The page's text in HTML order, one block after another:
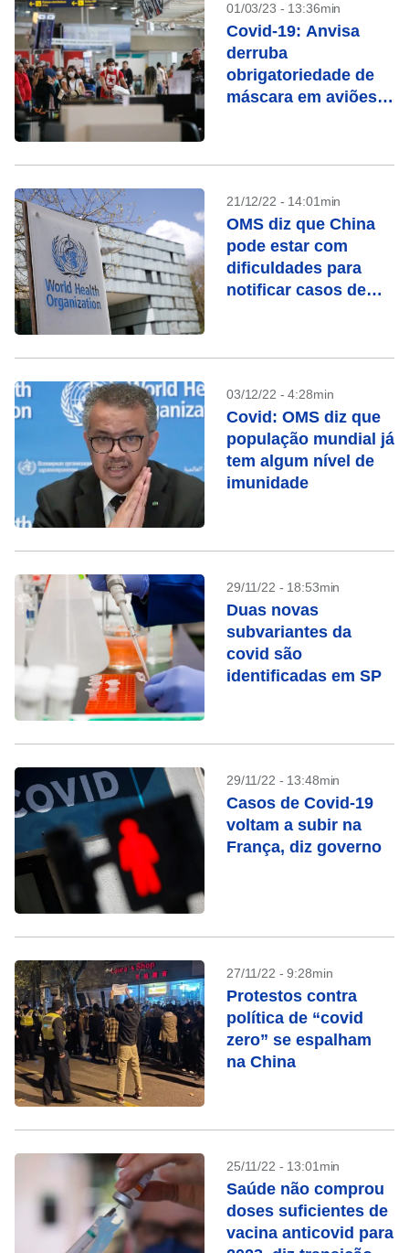
01/03/23 - 13:36min
Covid-19: Anvisa
derruba
obrigatoriedade de
máscara em aviões e
21/12/22 - 14:01min
OMS diz que China
pode estar com
dificuldades para
notificar casos de
03/12/22 - 4:28min
Covid: OMS diz que
população mundial já
tem algum nível de
imunidade
29/11/22 - 18:53min
Duas novas
subvariantes da
covid são
identificadas em SP
29/11/22 - 13:48min
Casos de Covid-19
voltam a subir na
França, diz governo
27/11/22 - 9:28min
Protestos contra
política de “covid
zero” se espalham
na China
25/11/22 - 13:01min
Saúde não comprou
doses suficientes de
vacina anticovid para